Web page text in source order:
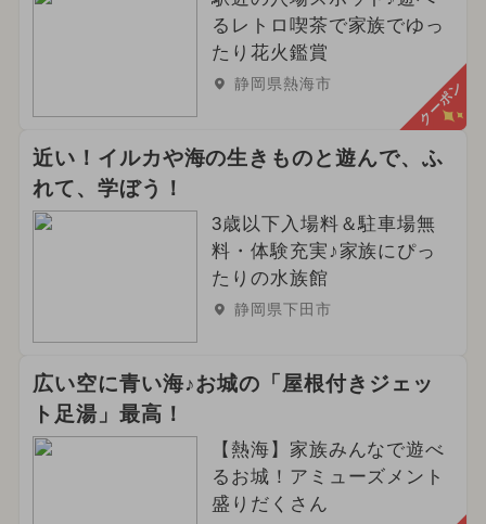
るレトロ喫茶で家族でゆっ
たり花火鑑賞
静岡県熱海市 クーポン
近い！イルカや海の生きものと遊んで、ふ
れて、学ぼう！
3歳以下入場料＆駐車場無
料・体験充実♪家族にぴっ
たりの水族館
静岡県下田市
広い空に青い海♪お城の「屋根付きジェッ
ト足湯」最高！
【熱海】家族みんなで遊べ
るお城！アミューズメント
盛りだくさん